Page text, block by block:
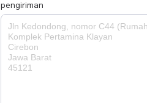
pengiriman